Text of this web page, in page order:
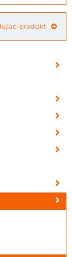
produkt